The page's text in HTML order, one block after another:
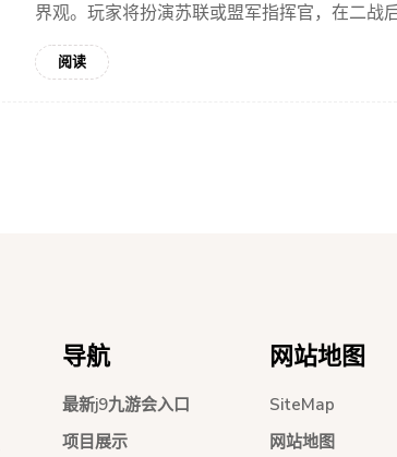
界观。玩家将扮演苏联或盟军指挥官，在二战
阅读
导航
最新j9九游会入口
项目展示
网站地图
SiteMap
网站地图